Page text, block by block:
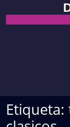
content
Etiqueta: